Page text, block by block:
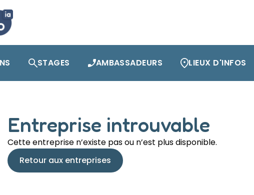
STAGES AMBASSADEURS LIEUX D'INFOS
Entreprise introuvable
Cette entreprise n’existe pas ou n’est plus disponible.
Retour aux entreprises